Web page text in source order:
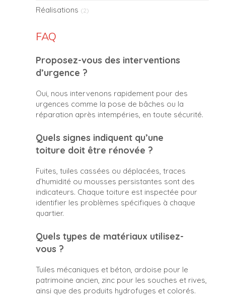
Réalisations (2)
FAQ
Proposez-vous des interventions
d’urgence ?
Oui, nous intervenons rapidement pour des
urgences comme la pose de bâches ou la
réparation après intempéries, en toute sécurité.
Quels signes indiquent qu’une
toiture doit être rénovée ?
Fuites, tuiles cassées ou déplacées, traces
d’humidité ou mousses persistantes sont des
indicateurs. Chaque toiture est inspectée pour
identifier les problèmes spécifiques à chaque
quartier.
Quels types de matériaux utilisez-
vous ?
Tuiles mécaniques et béton, ardoise pour le
patrimoine ancien, zinc pour les souches et rives,
ainsi que des produits hydrofuges et colorés.